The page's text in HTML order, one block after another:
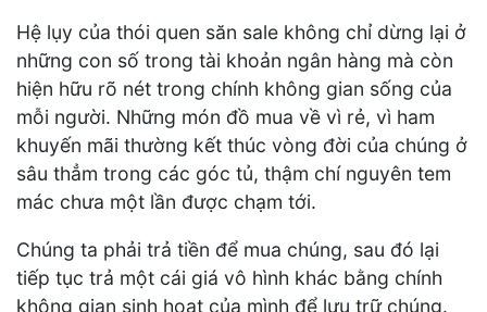
Hệ lụy của thói quen săn sale không chỉ dừng lại ở
những con số trong tài khoản ngân hàng mà còn
hiện hữu rõ nét trong chính không gian sống của
mỗi người. Những món đồ mua về vì rẻ, vì ham
khuyến mãi thường kết thúc vòng đời của chúng ở
sâu thẳm trong các góc tủ, thậm chí nguyên tem
mác chưa một lần được chạm tới.
Chúng ta phải trả tiền để mua chúng, sau đó lại
tiếp tục trả một cái giá vô hình khác bằng chính
không gian sinh hoạt của mình để lưu trữ chúng.